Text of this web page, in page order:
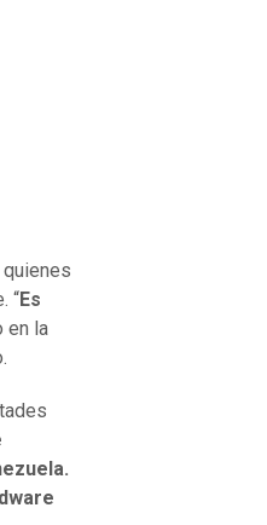
“Es
en la